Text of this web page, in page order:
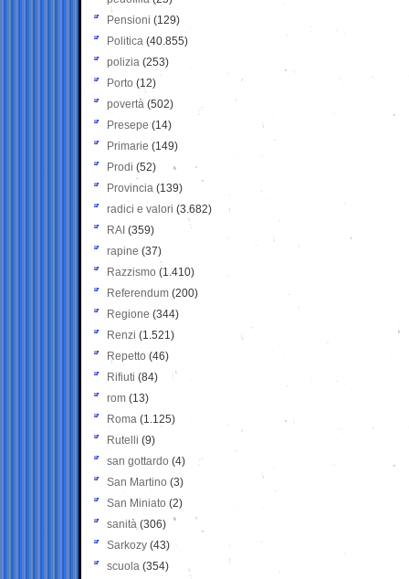
Pensioni (129)
Politica (40.855)
polizia (253)
Porto (12)
povertà (502)
Presepe (14)
Primarie (149)
Prodi (52)
Provincia (139)
radici e valori (3.682)
RAI (359)
rapine (37)
Razzismo (1.410)
Referendum (200)
Regione (344)
Renzi (1.521)
Repetto (46)
Rifiuti (84)
rom (13)
Roma (1.125)
Rutelli (9)
san gottardo (4)
San Martino (3)
San Miniato (2)
sanità (306)
Sarkozy (43)
scuola (354)